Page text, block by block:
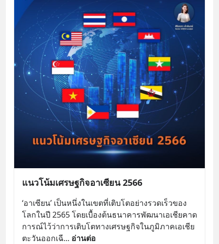
แนวโน้มเศรษฐกิจอาเซียน 2566
‘อาเซียน’ เป็นหนึ่งในเขตที่เติบโตอย่างรวดเร็วของ
โลกในปี 2565 โดยเบื้องต้นธนาคารพัฒนาเอเชียคาด
การณ์ไว้ว่าการเติบโตทางเศรษฐกิจในภูมิภาคเอเชีย
ตะวันออกเฉี... อ่านต่อ